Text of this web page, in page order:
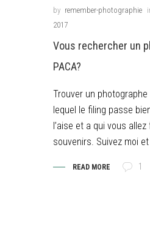
by remember-photographie
2017
Vous rechercher un
PACA?
Trouver un
lequel le filing passe
l’aise et a qui vous
souvenirs. Suivez moi
READ MORE 1